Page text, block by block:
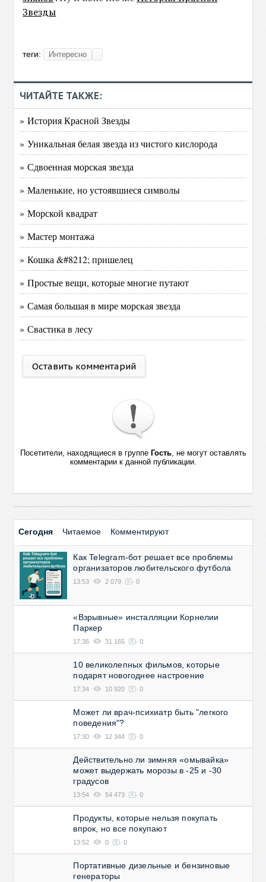
Звезды
теги: Интересно
ЧИТАЙТЕ ТАКЖЕ:
» История Красной Звезды
» Уникальная белая звезда из чистого кислорода
» Сдвоенная морская звезда
» Маленькие, но устоявшиеся символы
» Морской квадрат
» Мастер монтажа
» Кошка &#8212; пришелец
» Простые вещи, которые многие путают
» Самая большая в мире морская звезда
» Свастика в лесу
Оставить комментарий
Посетители, находящиеся в группе Гость, не могут оставлять
комментарии к данной публикации.
Сегодня Читаемое Комментируют
Как Telegram-бот решает все проблемы
организаторов любительского футбола
13:53 2 079 0
«Взрывные» инсталляции Корнелии
Паркер
17:36 31 165 0
10 великолепных фильмов, которые
подарят новогоднее настроение
17:34 10 920 0
Может ли врач-психиатр быть "легкого
поведения"?
17:30 12 344 0
Действительно ли зимняя «омывайка»
может выдержать морозы в -25 и -30
градусов
13:54 54 473 0
Продукты, которые нельзя покупать
впрок, но все покупают
13:52 0 0
Портативные дизельные и бензиновые
генераторы